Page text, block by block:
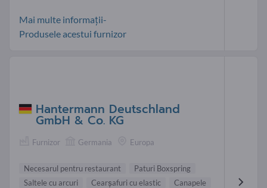
Mai multe informații-
Produsele acestui furnizor
Hantermann Deutschland
GmbH & Co. KG
Furnizor Germania Europa
Necesarul pentru restaurant
Paturi Boxspring
Saltele cu arcuri
Cearșafuri cu elastic
Canapele